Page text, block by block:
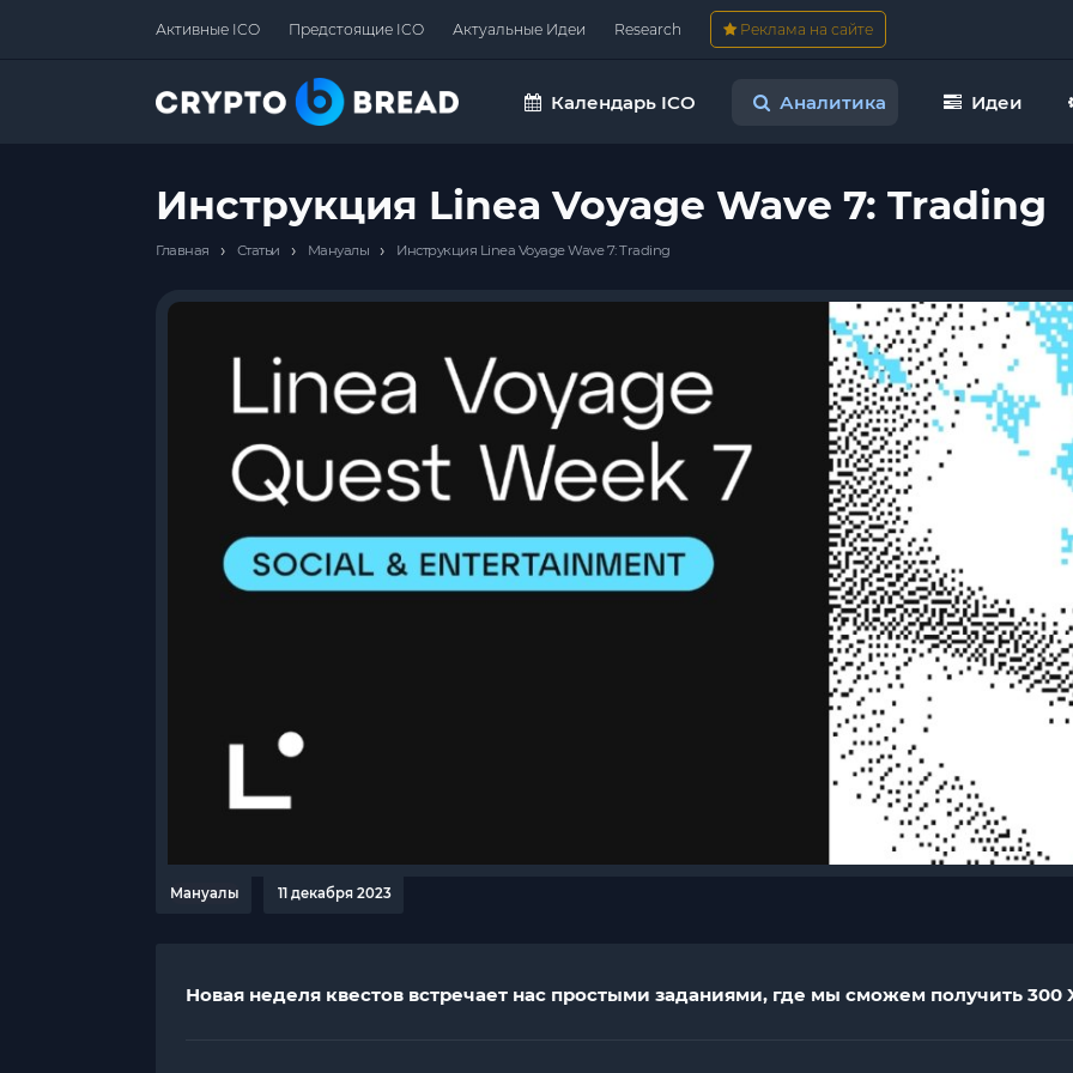
Активные ICO Предстоящие ICO Актуальные Идеи Research Реклама на сайте
Календарь ICO Аналитика Идеи
Инструкция Linea Voyage Wave 7: Trading
Главная › Статьи › Мануалы › Инструкция Linea Voyage Wave 7: Trading
Мануалы 11 декабря 2023
Новая неделя квестов встречает нас простыми заданиями, где мы сможем получить 300